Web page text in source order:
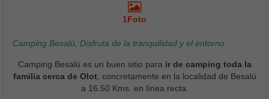
1Foto
Camping Besalú, Disfruta de la tranquilidad y el entorno
Camping Besalú es un buen sitio para ir de camping toda la
familia cerca de Olot, concretamente en la localidad de Besalú
a 16.50 Kms. en línea recta.